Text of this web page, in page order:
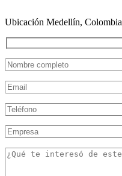
Ubicación Medellín, Colombia